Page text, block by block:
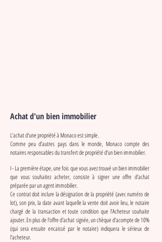
Achat d'un bien immobilier
L'achat d'une propriété à Monaco est simple.
Comme peu d'autres pays dans le monde, Monaco compte des
notaires responsables du transfert de propriété d'un bien immobilier.
I - La première étape, une fois que vous avez trouvé un bien immobilier
que vous souhaitez acheter, consiste à signer une offre d'achat
préparée par un agent immobilier.
Ce contrat doit inclure la désignation de la propriété (avec numéro de
lot), son prix, la date avant laquelle la vente doit avoir lieu, le notaire
chargé de la transaction et toute condition que l’Acheteur souhaite
ajouter. En plus de l'offre d'achat signée, un chèque d'acompte de 10%
(qui sera ensuite encaissé par le notaire) indiquera le sérieux de
l'acheteur.